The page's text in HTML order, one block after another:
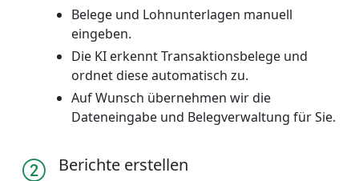
Belege und Lohnunterlagen manuell
eingeben.
Die KI erkennt Transaktionsbelege und
ordnet diese automatisch zu.
Auf Wunsch übernehmen wir die
Dateneingabe und Belegverwaltung für Sie.
Berichte erstellen